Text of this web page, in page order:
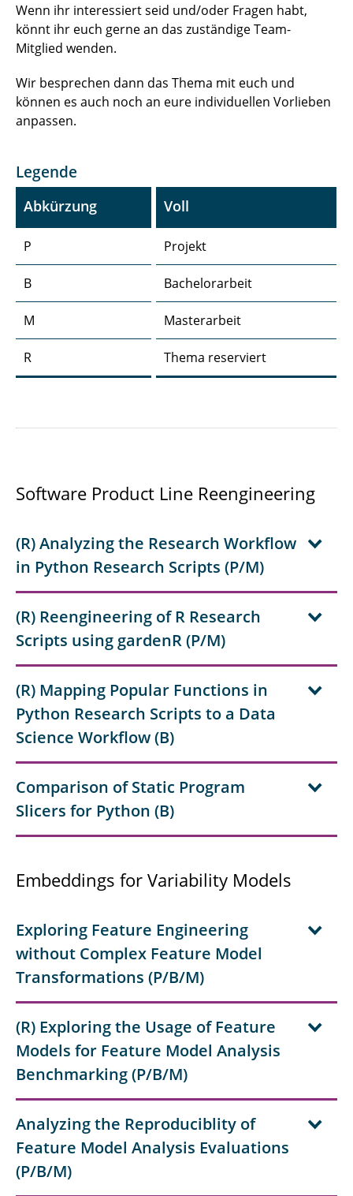
Wenn ihr interessiert seid und/oder Fragen habt,
könnt ihr euch gerne an das zuständige Team-
Mitglied wenden.
Wir besprechen dann das Thema mit euch und
können es auch noch an eure individuellen Vorlieben
anpassen.
Legende
Abkürzung Voll
P Projekt
B Bachelorarbeit
M Masterarbeit
R Thema reserviert
Software Product Line Reengineering
(R) Analyzing the Research Workflow
in Python Research Scripts (P/M)
(R) Reengineering of R Research
Scripts using gardenR (P/M)
(R) Mapping Popular Functions in
Python Research Scripts to a Data
Science Workflow (B)
Comparison of Static Program
Slicers for Python (B)
Embeddings for Variability Models
Exploring Feature Engineering
without Complex Feature Model
Transformations (P/B/M)
(R) Exploring the Usage of Feature
Models for Feature Model Analysis
Benchmarking (P/B/M)
Analyzing the Reproduciblity of
Feature Model Analysis Evaluations
(P/B/M)